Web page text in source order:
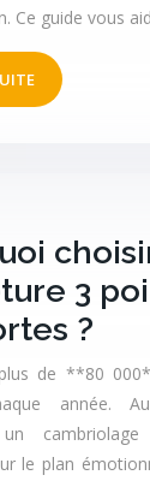
Ce guide vous
3
?
de **80
année.
un
le plan